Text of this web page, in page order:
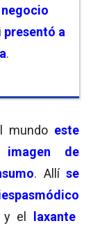
presentó a
.
mundo este
imagen de
. Allíse
y el
laxante